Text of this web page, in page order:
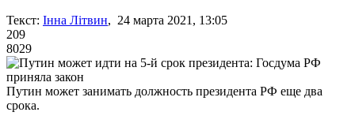
Текст: Інна Літвин, 24 марта 2021, 13:05
209
8029
Путин может занимать должность президента РФ еще два
срока.